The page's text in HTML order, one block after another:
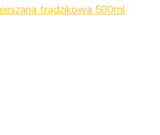
trądzikowa 500ml